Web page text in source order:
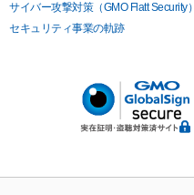
サイバー攻撃対策（GMO Flatt Security）
セキュリティ事業の軌跡